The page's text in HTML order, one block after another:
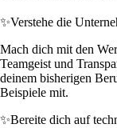
✨Verstehe die
Mach dich mit den
Teamgeist und
deinem bisherigen
Beispiele mit.
✨Bereite dich auf